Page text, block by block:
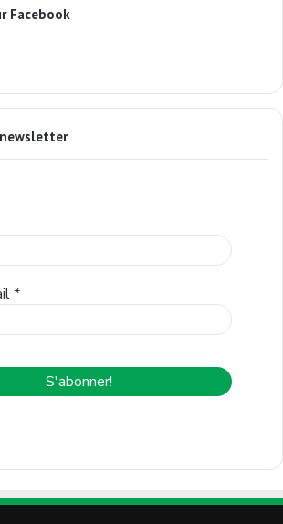
Facebook
*